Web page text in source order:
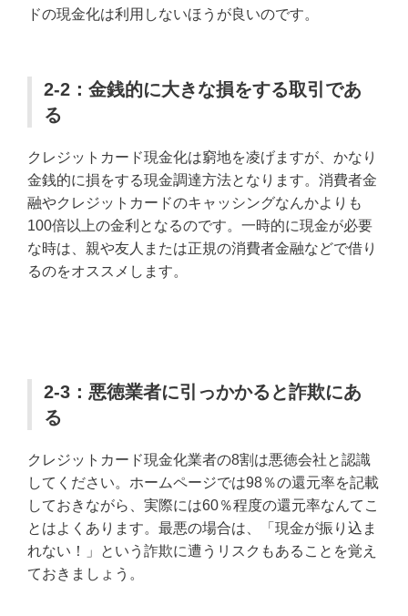
ドの現金化は利用しないほうが良いのです。
2-2：金銭的に大きな損をする取引であ
る
クレジットカード現金化は窮地を凌げますが、かなり
金銭的に損をする現金調達方法となります。消費者金
融やクレジットカードのキャッシングなんかよりも
100倍以上の金利となるのです。一時的に現金が必要
な時は、親や友人または正規の消費者金融などで借り
るのをオススメします。
2-3：悪徳業者に引っかかると詐欺にあ
る
クレジットカード現金化業者の8割は悪徳会社と認識
してください。ホームページでは98％の還元率を記載
しておきながら、実際には60％程度の還元率なんてこ
とはよくあります。最悪の場合は、「現金が振り込ま
れない！」という詐欺に遭うリスクもあることを覚え
ておきましょう。